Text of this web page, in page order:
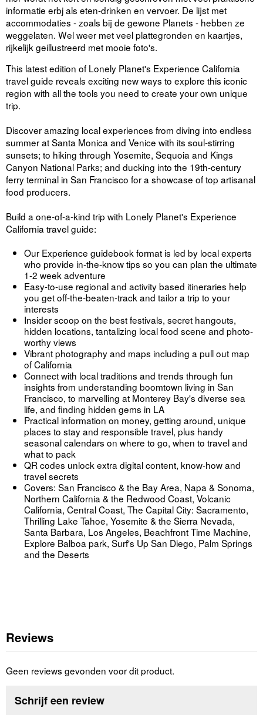
informatie erbj als eten-drinken en vervoer. De lijst met
accommodaties - zoals bij de gewone Planets - hebben ze
weggelaten. Wel weer met veel plattegronden en kaartjes,
rijkelijk geillustreerd met mooie foto's.
This latest edition of Lonely Planet's Experience California
travel guide reveals exciting new ways to explore this iconic
region with all the tools you need to create your own unique
trip.
Discover amazing local experiences from diving into endless
summer at Santa Monica and Venice with its soul-stirring
sunsets; to hiking through Yosemite, Sequoia and Kings
Canyon National Parks; and ducking into the 19th-century
ferry terminal in San Francisco for a showcase of top artisanal
food producers.
Build a one-of-a-kind trip with Lonely Planet's Experience
California travel guide:
Our Experience guidebook format is led by local experts
who provide in-the-know tips so you can plan the ultimate
1-2 week adventure
Easy-to-use regional and activity based itineraries help
you get off-the-beaten-track and tailor a trip to your
interests
Insider scoop on the best festivals, secret hangouts,
hidden locations, tantalizing local food scene and photo-
worthy views
Vibrant photography and maps including a pull out map
of California
Connect with local traditions and trends through fun
insights from understanding boomtown living in San
Francisco, to marvelling at Monterey Bay's diverse sea
life, and finding hidden gems in LA
Practical information on money, getting around, unique
places to stay and responsible travel, plus handy
seasonal calendars on where to go, when to travel and
what to pack
QR codes unlock extra digital content, know-how and
travel secrets
Covers: San Francisco & the Bay Area, Napa & Sonoma,
Northern California & the Redwood Coast, Volcanic
California, Central Coast, The Capital City: Sacramento,
Thrilling Lake Tahoe, Yosemite & the Sierra Nevada,
Santa Barbara, Los Angeles, Beachfront Time Machine,
Explore Balboa park, Surf's Up San Diego, Palm Springs
and the Deserts
Reviews
Geen reviews gevonden voor dit product.
Schrijf een review